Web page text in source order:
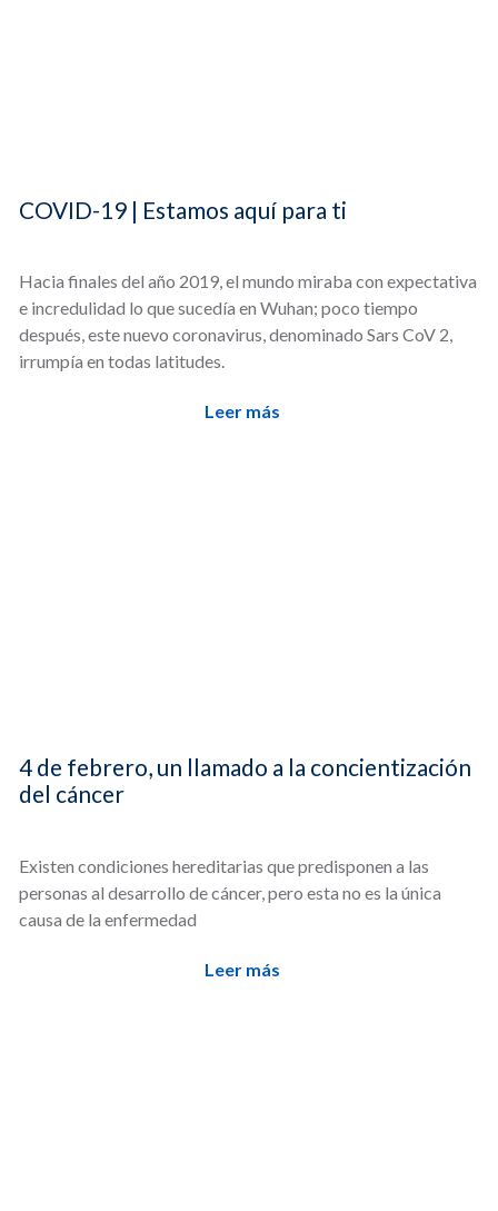
COVID-19 | Estamos aquí para ti
Hacia finales del año 2019, el mundo miraba con expectativa
e incredulidad lo que sucedía en Wuhan; poco tiempo
después, este nuevo coronavirus, denominado Sars CoV 2,
irrumpía en todas latitudes.
Leer más
4 de febrero, un llamado a la concientización
del cáncer
Existen condiciones hereditarias que predisponen a las
personas al desarrollo de cáncer, pero esta no es la única
causa de la enfermedad
Leer más